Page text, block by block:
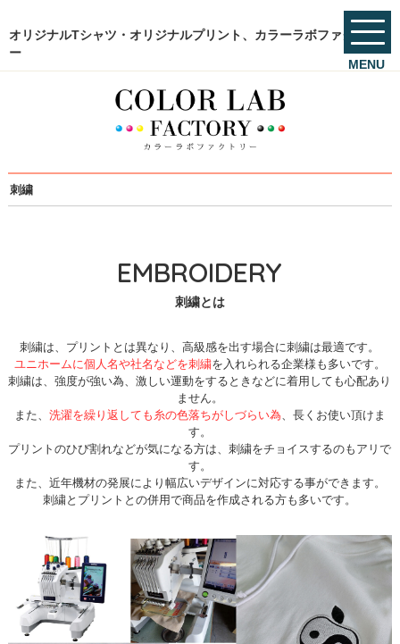
オリジナルTシャツ・オリジナルプリント、カラーラボファクトリ
ー
MENU
刺繍
EMBROIDERY
刺繍とは
刺繍は、プリントとは異なり、高級感を出す場合に刺繍は最適です。
ユニホームに個人名や社名などを刺繍を入れられる企業様も多いです。
刺繍は、強度が強い為、激しい運動をするときなどに着用しても心配あり
ません。
また、 洗濯を繰り返しても糸の色落ちがしづらい為、長くお使い頂けま
す。
プリントのひび割れなどが気になる方は、刺繍をチョイスするのもアリで
す。
また、近年機材の発展により幅広いデザインに対応する事ができます。
刺繍とプリントとの併用で商品を作成される方も多いです。